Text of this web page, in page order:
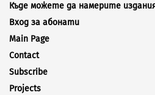
Къде можете да намерите
Вход за абонати
Main Page
Contact
Subscribe
Projects